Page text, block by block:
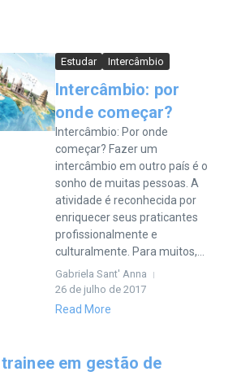
Estudar Intercâmbio
Intercâmbio: por
onde começar?
Intercâmbio: Por onde
começar? Fazer um
intercâmbio em outro país é o
sonho de muitas pessoas. A
atividade é reconhecida por
enriquecer seus praticantes
profissionalmente e
culturalmente. Para muitos,...
Gabriela Sant' Anna
26 de julho de 2017
Read More
em gestão de